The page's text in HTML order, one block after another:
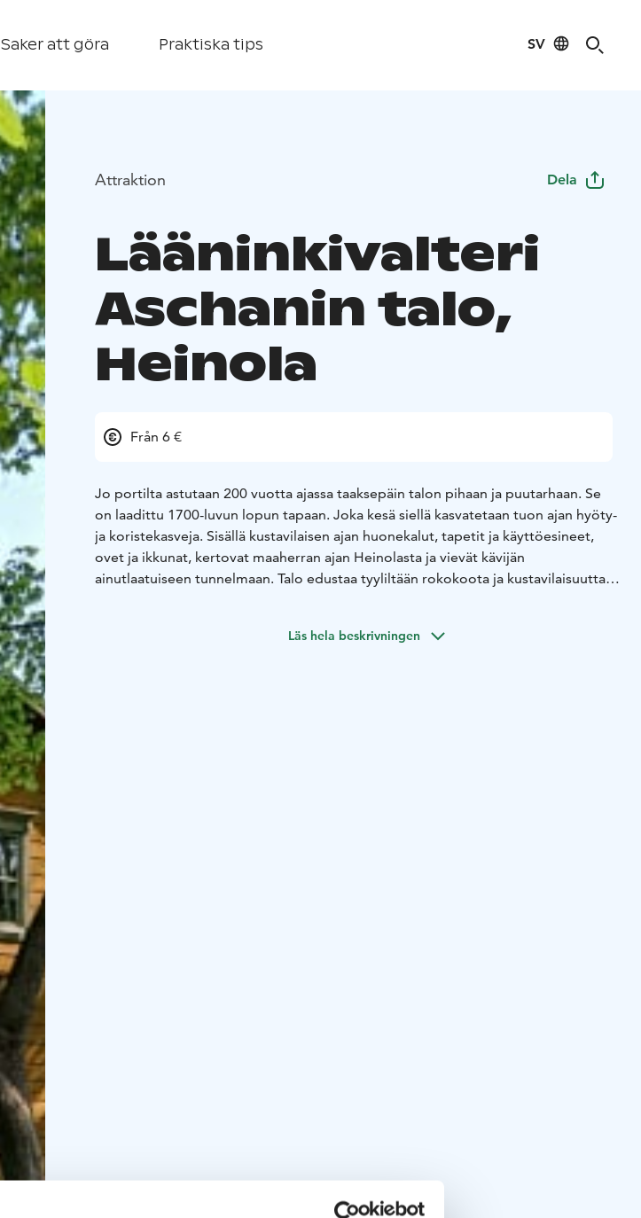
Saker att göra Praktiska tips SV
Attraktion Dela
Lääninkivalteri
Aschanin talo,
Heinola
Från 6 €
Jo portilta astutaan 200 vuotta ajassa taaksepäin talon pihaan ja puutarhaan. Se
on laadittu 1700-luvun lopun tapaan. Joka kesä siellä kasvatetaan tuon ajan hyöty-
ja koristekasveja. Sisällä kustavilaisen ajan huonekalut, tapetit ja käyttöesineet,
ovet ja ikkunat, kertovat maaherran ajan Heinolasta ja vievät kävijän
ainutlaatuiseen tunnelmaan. Talo edustaa tyyliltään rokokoota ja kustavilaisuutta ja
Läs hela beskrivningen